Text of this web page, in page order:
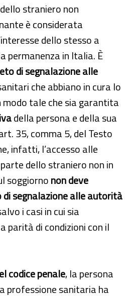
straniero non
è considerata
dello stesso a
permanenza in Italia. È
di segnalazione alle
che abbiano in cura lo
tale che sia garantita
della persona e della sua
35, comma 5, del Testo
infatti, l’accesso alle
dello straniero non in
soggiornonon deve
segnalazione alle autorità
i casi in cui sia
a parità di condizioni con il
codice penale, la persona
professione sanitaria ha